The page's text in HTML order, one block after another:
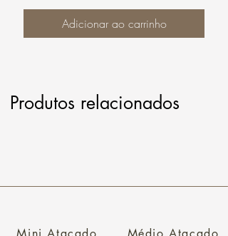
Adicionar ao carrinho
Produtos relacionados